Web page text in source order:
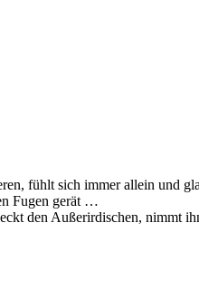
fühlt sich immer allein und
Fugen gerät …
den Außerirdischen,